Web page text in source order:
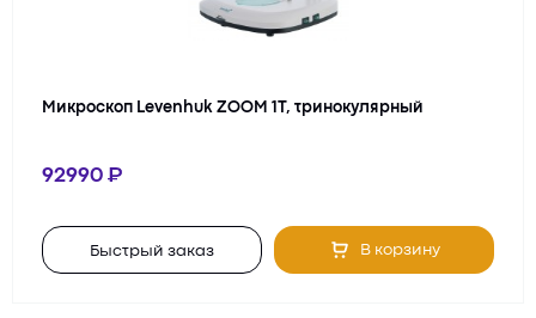
Микроскоп Levenhuk ZOOM 1T, тринокулярный
92990
Быстрый заказ В корзину